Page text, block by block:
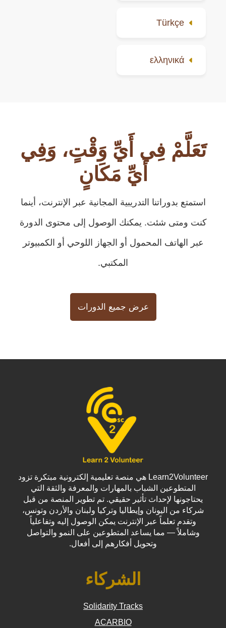
Türkçe
ελληνικά
تَعَلَّمْ فِي أَيِّ وَقْتٍ، وَفِي
أَيِّ مَكَانٍ
استمتع بدوراتنا التدريبية المجانية عبر الإنترنت، أينما
كنت ومتى شئت. يمكنك الوصول إلى محتوى الدورة
عبر الهاتف المحمول أو الجهاز اللوحي أو الكمبيوتر
المكتبي.
عرض جميع الدورات
Learn2Volunteer هي منصة تعليمية إلكترونية مبتكرة تزود
المتطوعين الشباب بالمهارات والمعرفة والثقة التي
يحتاجونها لإحداث تأثير حقيقي. تم تطوير المنصة من قبل
شركاء من اليونان وإيطاليا وتركيا ولبنان والأردن وتونس،
وتقدم تعلماً عبر الإنترنت يمكن الوصول إليه وتفاعلياً
وشاملاً — مما يساعد المتطوعين على النمو والتواصل
وتحويل أفكارهم إلى أفعال.
الشركاء
Solidarity Tracks
ACARBIO